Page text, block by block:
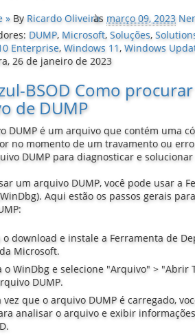
» By Ricardo Oliveira
às março 09, 2023
DUMP, Microsoft, Soluções,
Enterprise, Windows 11, Windows
26 de janeiro de 2023
BSOD Como
de DUMP
DUMP é um arquivo que contém uma
no momento de um travamento ou erro
DUMP para diagnosticar e solucionar
um arquivo DUMP, você pode usar a
Aqui estão os passos gerais
o download e instale a Ferramenta de
Microsoft.
o WinDbg e selecione "Arquivo" > "Abrir
DUMP.
vez que o arquivo DUMP é carregado,
analisar o arquivo e exibir